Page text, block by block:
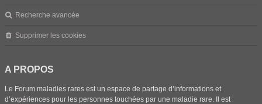
Recherche avancée
Supprimer les cookies
A PROPOS
Le Forum maladies rares est un espace de partage d’informations et
d’expériences pour les personnes touchées par une maladie rare. Il est